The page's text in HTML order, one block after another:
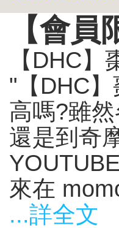
【會
【DHC
"【DHC
高嗎?雖
還是到奇
來在
...詳全文